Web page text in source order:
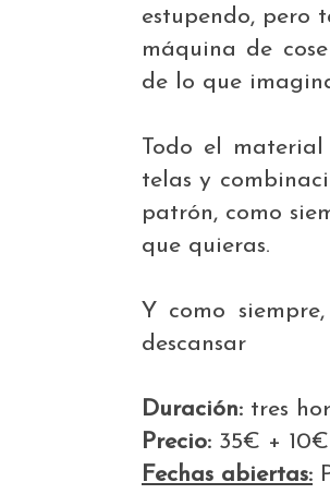
estupendo, pero
máquina de
de lo que
Todo el material
telas y
patrón, como
que quieras.
Y como
descansar
Duración: tres
Precio: 35€ + 10€
Fechas abiertas: